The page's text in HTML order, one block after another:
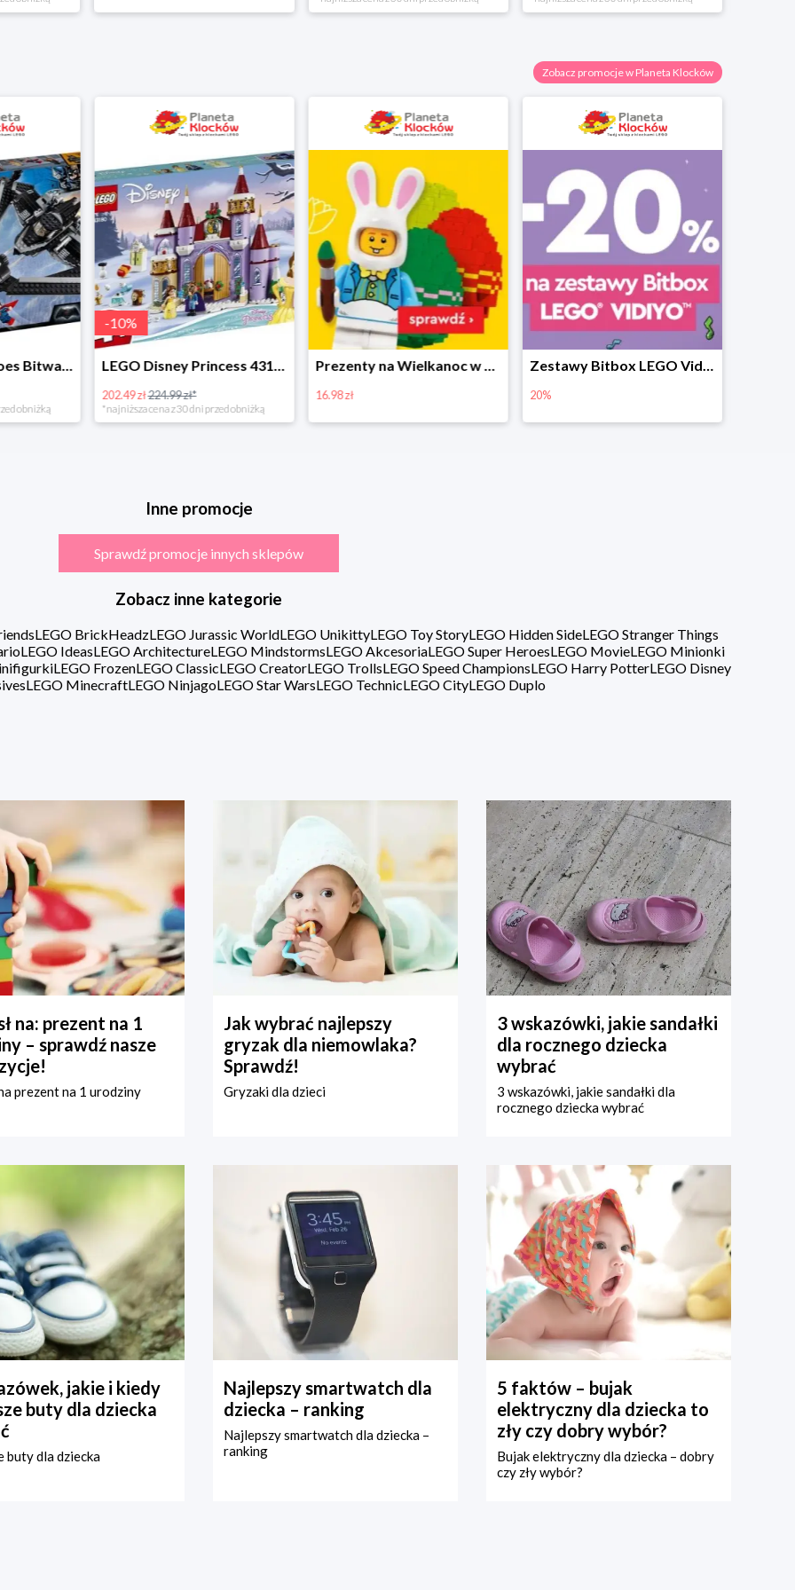
Zobacz promocje w Planeta Klocków
LEGO Super Heroes Bitwa powietrzna w super cenie
obniżką
-10%
LEGO Disney Princess 43180 Zimowe święto w zamku Belli
202.49 zł224.99 zł*
*najniższa cena z 30 dni przed obniżką
Prezenty na Wielkanoc w Planecie Klocków od 16,99 zł
16.98 zł
Zestawy Bitbox LEGO Vidiyo w Planecie Klocków -20%
20%
Inne promocje
Sprawdź promocje innych sklepów
Zobacz inne kategorie
LEGO BrickHeadzLEGO Jurassic WorldLEGO UnikittyLEGO Toy StoryLEGO Hidden SideLEGO Stranger Things
LEGO IdeasLEGO ArchitectureLEGO MindstormsLEGO AkcesoriaLEGO Super HeroesLEGO MovieLEGO Minionki
LEGO FrozenLEGO ClassicLEGO CreatorLEGO TrollsLEGO Speed ChampionsLEGO Harry PotterLEGO Disney
LEGO MinecraftLEGO NinjagoLEGO Star WarsLEGO TechnicLEGO CityLEGO Duplo
na: prezent na 1
– sprawdź nasze
prezent na 1 urodziny
Jak wybrać najlepszy
gryzak dla niemowlaka?
Sprawdź!
Gryzaki dla dzieci
3 wskazówki, jakie sandałki
dla rocznego dziecka
wybrać
3 wskazówki, jakie sandałki dla
rocznego dziecka wybrać
jakie i kiedy
buty dla dziecka
buty dla dziecka
Najlepszy smartwatch dla
dziecka – ranking
Najlepszy smartwatch dla dziecka –
ranking
5 faktów – bujak
elektryczny dla dziecka to
zły czy dobry wybór?
Bujak elektryczny dla dziecka – dobry
czy zły wybór?